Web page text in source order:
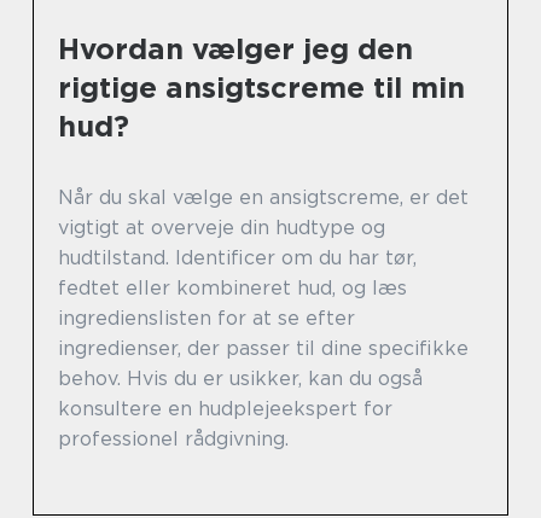
Hvordan vælger jeg den
rigtige ansigtscreme til min
hud?
Når du skal vælge en ansigtscreme, er det
vigtigt at overveje din hudtype og
hudtilstand. Identificer om du har tør,
fedtet eller kombineret hud, og læs
ingredienslisten for at se efter
ingredienser, der passer til dine specifikke
behov. Hvis du er usikker, kan du også
konsultere en hudplejeekspert for
professionel rådgivning.